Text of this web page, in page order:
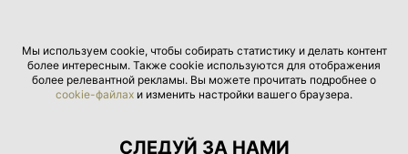
Мы используем cookie, чтобы собирать статистику и делать контент
более интересным. Также cookie используются для отображения
более релевантной рекламы. Вы можете прочитать подробнее о
cookie-файлах и изменить настройки вашего браузера.
СЛЕДУЙ ЗА НАМИ